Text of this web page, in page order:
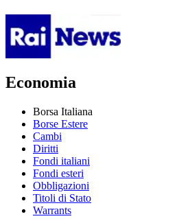
Economia
Borsa Italiana
Borse Estere
Cambi
Diritti
Fondi italiani
Fondi esteri
Obbligazioni
Titoli di Stato
Warrants